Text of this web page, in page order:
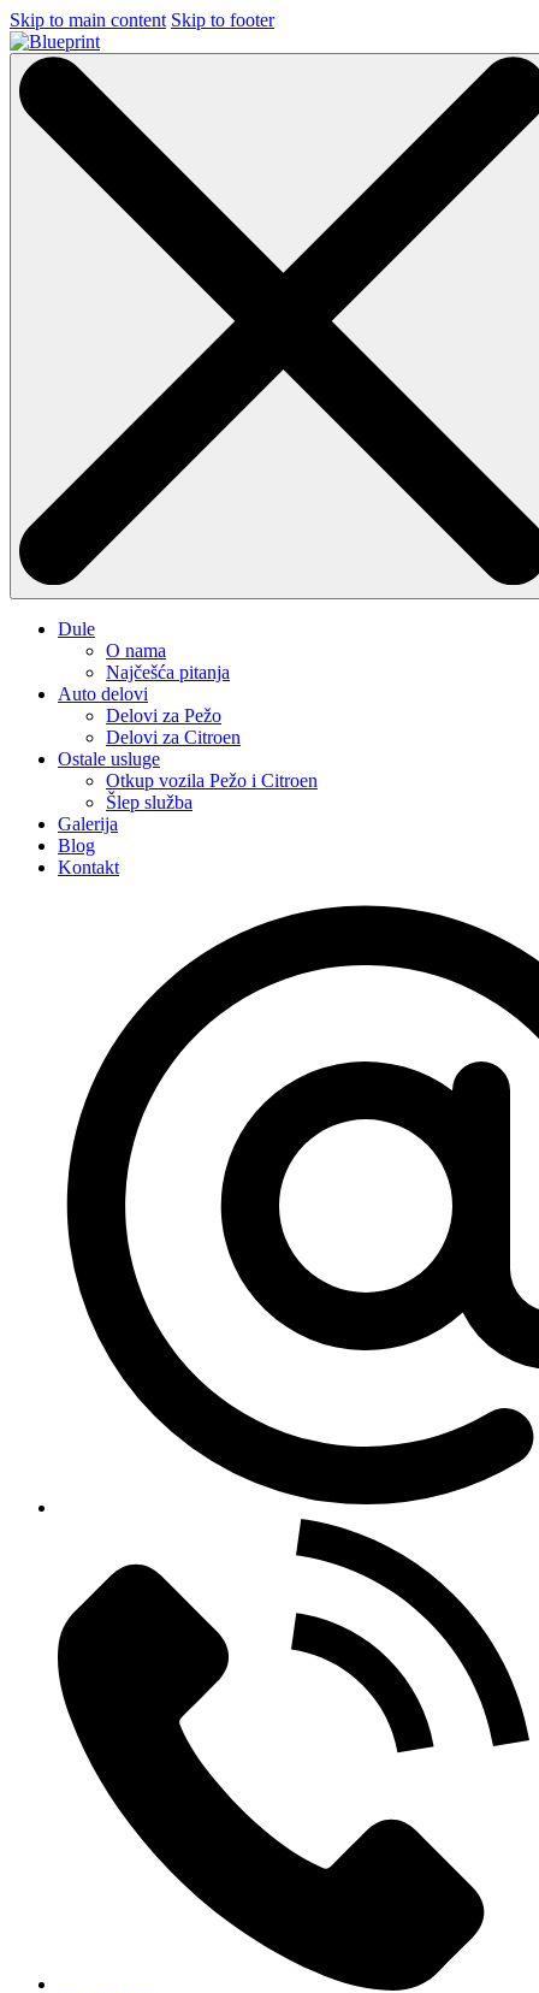
Skip to main content Skip to footer
Dule
O nama
Najčešća pitanja
Auto delovi
Delovi za Pežo
Delovi za Citroen
Ostale usluge
Otkup vozila Pežo i Citroen
Šlep služba
Galerija
Blog
Kontakt